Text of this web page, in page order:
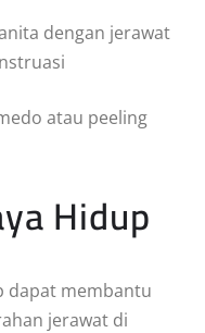
dengan jerawat
atau peeling
Hidup
dapat membantu
jerawat di